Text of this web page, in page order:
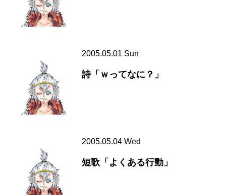
2005.05.01 Sun
詩「ｗってなに？」
2005.05.04 Wed
短歌「よくある行動」